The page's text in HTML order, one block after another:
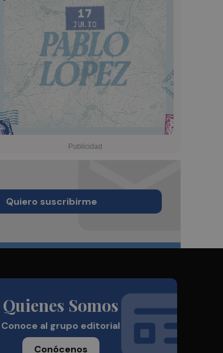
Quiero suscribirme
Quienes Somos
Conoce al grupo editorial
Conócenos